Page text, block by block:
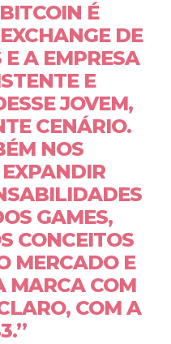
É
DE
A EMPRESA
E
JOVEM,
CENÁRIO.
NOS
GAMES,
CONCEITOS
MERCADO E
MARCA COM
COM A